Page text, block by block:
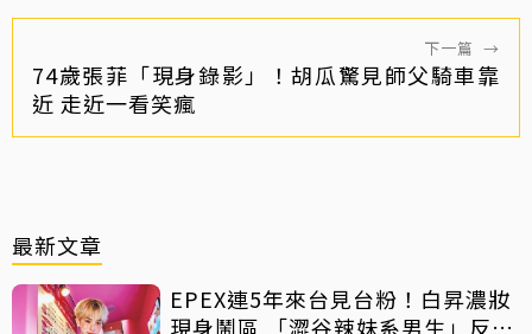
下一篇 →
74歲張菲「現身錄影」！胡瓜驚見師父騎車靠
近 走近一看笑瘋
最新文章
EPEX連5年來台見台粉！白昇濃妝
現身鬧區 「澀谷辣妹系男生」反差